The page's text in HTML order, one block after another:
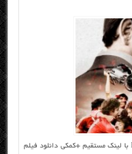
دانلود I Believe in Miracles 2015 با لینک مستقیم +کمکی دانلود فیلم